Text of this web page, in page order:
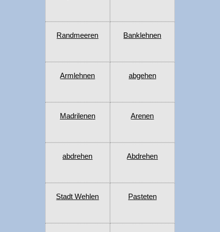
Randmeeren Banklehnen
Armlehnen abgehen
Madrilenen Arenen
abdrehen Abdrehen
Stadt Wehlen Pasteten